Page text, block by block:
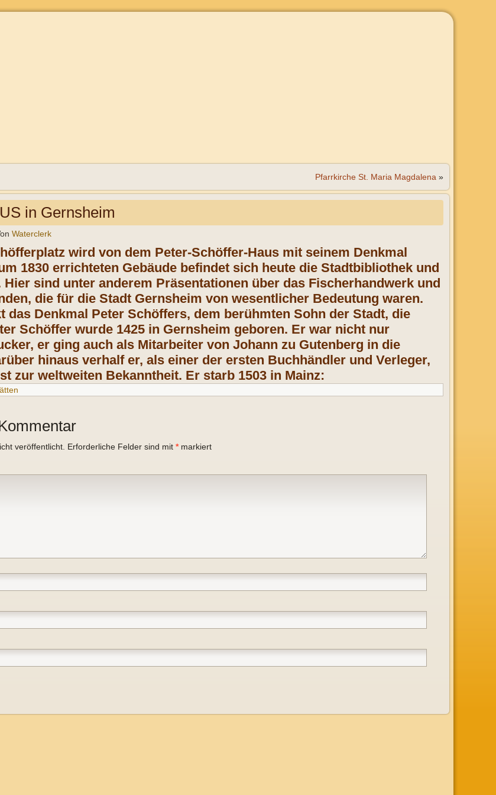
Pfarrkirche St. Maria Magdalena »
in Gernsheim
Waterclerk
wird von dem Peter-Schöffer-Haus mit seinem Denkmal
1830 errichteten Gebäude befindet sich heute die Stadtbibliothek und
Hier sind unter anderem Präsentationen über das Fischerhandwerk und
die für die Stadt Gernsheim von wesentlicher Bedeutung waren.
das Denkmal Peter Schöffers, dem berühmten Sohn der Stadt, die
Schöffer wurde 1425 in Gernsheim geboren. Er war nicht nur
er ging auch als Mitarbeiter von Johann zu Gutenberg in die
hinaus verhalf er, als einer der ersten Buchhändler und Verleger,
zur weltweiten Bekanntheit. Er starb 1503 in Mainz:
veröffentlicht. Erforderliche Felder sind mit *markiert